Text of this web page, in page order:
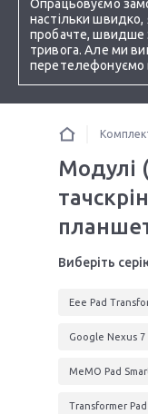
Опрацьовуємо
настільки
пробачте, швидше
тривога. Але ми
перетелефонуємо
Модулі
Виберіть
Eee Pad
Google Nexus 7
MeMO Pad
Transformer Pad